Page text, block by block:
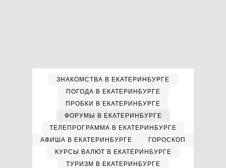
ЗНАКОМСТВА В ЕКАТЕРИНБУРГЕ
ПОГОДА В ЕКАТЕРИНБУРГЕ
ПРОБКИ В ЕКАТЕРИНБУРГЕ
ФОРУМЫ В ЕКАТЕРИНБУРГЕ
ТЕЛЕПРОГРАММА В ЕКАТЕРИНБУРГЕ
АФИША В ЕКАТЕРИНБУРГЕ
ГОРОСКОП
КУРСЫ ВАЛЮТ В ЕКАТЕРИНБУРГЕ
ТУРИЗМ В ЕКАТЕРИНБУРГЕ